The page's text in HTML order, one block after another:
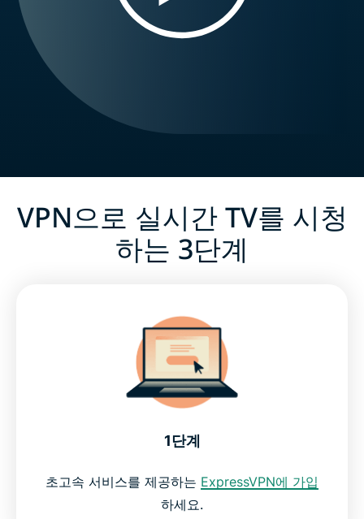
VPN으로 실시간 TV를 시청
하는 3단계
1단계
초고속 서비스를 제공하는 ExpressVPN에 가입
하세요.